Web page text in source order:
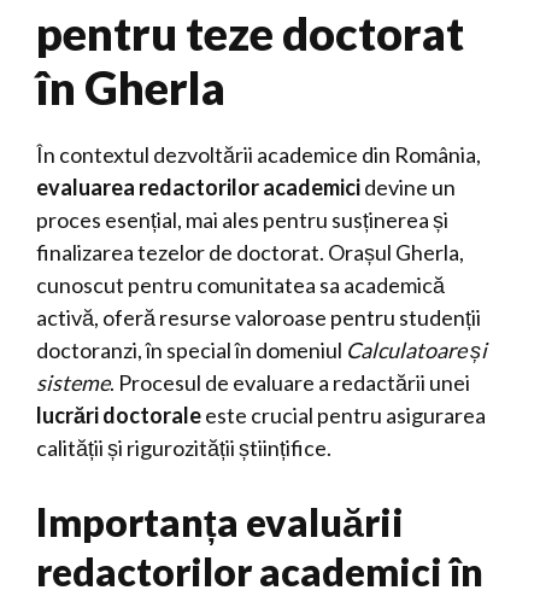
pentru teze doctorat
în Gherla
În contextul dezvoltării academice din România,
evaluarea redactorilor academicidevine un
proces esențial, mai ales pentru susținerea și
finalizarea tezelor de doctorat. Orașul Gherla,
cunoscut pentru comunitatea sa academică
activă, oferă resurse valoroase pentru studenții
doctoranzi, în special în domeniul Calculatoare și
sisteme. Procesul de evaluare a redactării unei
lucrări doctoraleeste crucial pentru asigurarea
calității și rigurozității științifice.
Importanța evaluării
redactorilor academici în